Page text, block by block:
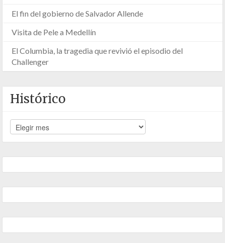
El fin del gobierno de Salvador Allende
Visita de Pele a Medellín
El Columbia, la tragedia que revivió el episodio del
Challenger
Histórico